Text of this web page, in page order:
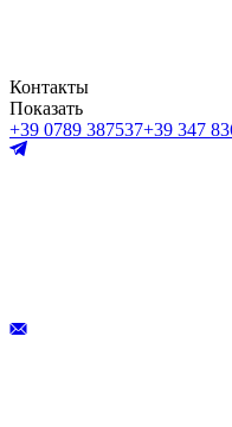
Контакты
Показать
+39 0789 387537+39 347